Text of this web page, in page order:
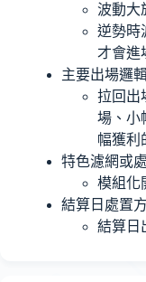
波動大
逆勢時
才會進
主要出場邏輯
拉回出
場、小
幅獲利
特色濾網或
模組化
結算日處置方
結算日